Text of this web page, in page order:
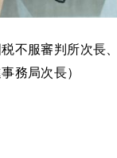
不服審判所次長
務局次長）